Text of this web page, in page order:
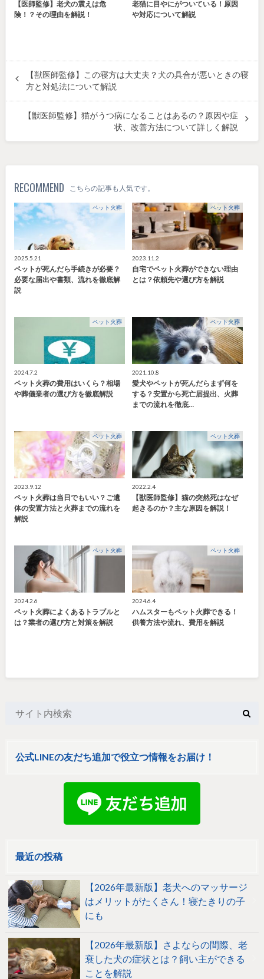
【医師監修】老犬の震えは危
険！？その理由を解説！
老猫に目やにがついている！原因
や対応について解説
【獣医師監修】この寝方は大丈夫？犬の具合が悪いときの寝
方と対処法について解説
【獣医師監修】猫がうつ病になることはあるの？原因や症
状、改善方法について詳しく解説
RECOMMEND こちらの記事も人気です。
ペット火葬
2025.5.21
ペットが死んだら手続きが必要？
必要な届出や書類、流れを徹底解
説
ペット火葬
2023.11.2
自宅でペット火葬ができない理由
とは？依頼先や選び方を解説
ペット火葬
2024.7.2
ペット火葬の費用はいくら？相場
や葬儀業者の選び方を徹底解説
ペット火葬
2021.10.8
愛犬やペットが死んだらまず何を
する？安置から死亡届提出、火葬
までの流れを徹底…
ペット火葬
2023.9.12
ペット火葬は当日でもいい？ご遺
体の安置方法と火葬までの流れを
解説
ペット火葬
2022.2.4
【獣医師監修】猫の突然死はなぜ
起きるのか？主な原因を解説！
ペット火葬
2024.2.6
ペット火葬によくあるトラブルと
は？業者の選び方と対策を解説
ペット火葬
2024.6.4
ハムスターもペット火葬できる！
供養方法や流れ、費用を解説
公式LINEの友だち追加で役立つ情報をお届け！
最近の投稿
【2026年最新版】老犬へのマッサージ
はメリットがたくさん！寝たきりの子
にも
【2026年最新版】さよならの間際、老
衰した犬の症状とは？飼い主ができる
ことを解説